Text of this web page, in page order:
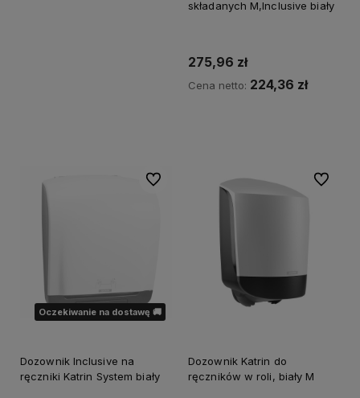
składanych M,Inclusive biały
275,96 zł
Cena netto: 224,36 zł
Oczekiwanie na dostawę 🚚
Dozownik Inclusive na
ręczniki Katrin System biały
Do ulubionych
Dozownik Katrin do
ręczników w roli, biały M
Do